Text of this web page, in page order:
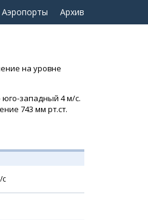
Аэропорты Архив
на уровне
юго-западный 4 м/с.
743 мм рт.ст.